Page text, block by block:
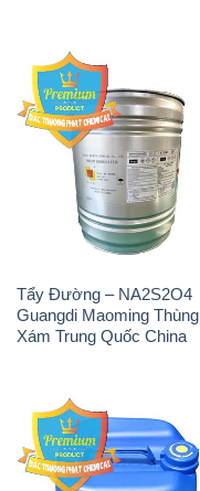
Tẩy Đường – NA2S2O4
Guangdi Maoming Thùng
Xám Trung Quốc China